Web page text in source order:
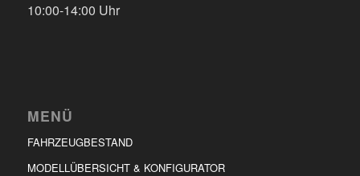
10:00-14:00 Uhr
MENÜ
FAHRZEUGBESTAND
MODELLÜBERSICHT & KONFIGURATOR